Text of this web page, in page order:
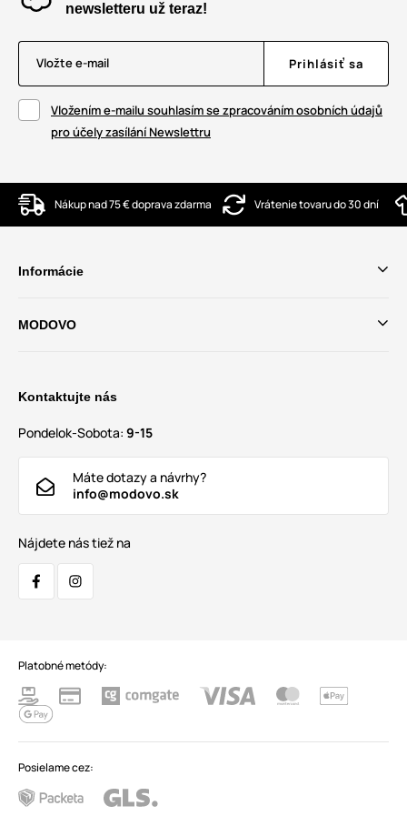
newsletteru už teraz!
Vložte e-mail Prihlásiť sa
Vložením e-mailu souhlasím se zpracováním osobních údajů
pro účely zasílání Newslettru
Nákup nad 75 € doprava zdarma Vrátenie tovaru do 30 dní
Informácie
MODOVO
Kontaktujte nás
Pondelok-Sobota: 9-15
Máte dotazy a návrhy?
info@modovo.sk
Nájdete nás tiež na
Platobné metódy:
Posielame cez: